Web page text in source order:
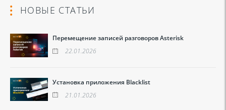
НОВЫЕ СТАТЬИ
Перемещение записей разговоров Asterisk
22.01.2026
Установка приложения Blacklist
21.01.2026